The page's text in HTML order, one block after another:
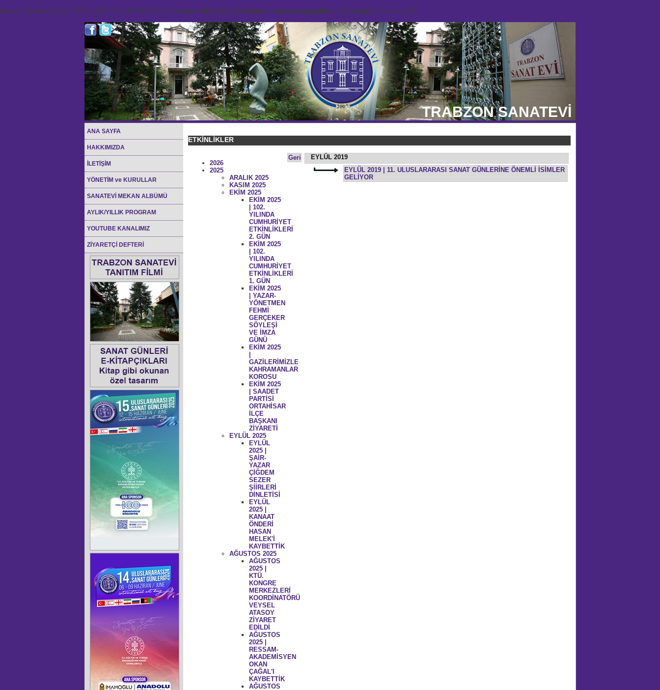
Notice: Undefined index: HTTP_ACCEPT_LANGUAGE in /home/sana45org/domains/trabzonsanatevi.org/public_html/counter.php on line 92
TRABZON SANATEVİ
ANA SAYFA
HAKKIMIZDA
İLETİŞİM
YÖNETİM ve KURULLAR
SANATEVİ MEKAN ALBÜMÜ
AYLIK/YILLIK PROGRAM
YOUTUBE KANALIMIZ
ZİYARETÇİ DEFTERİ
ETKİNLİKLER
Geri
EYLÜL 2019
EYLÜL 2019 | 11. ULUSLARARASI SANAT GÜNLERİNE ÖNEMLİ İSİMLER
GELİYOR
2026
2025
ARALIK 2025
KASIM 2025
EKİM 2025
EKİM 2025
| 102.
YILINDA
CUMHURİYET
ETKİNLİKLERİ
2. GÜN
EKİM 2025
| 102.
YILINDA
CUMHURİYET
ETKİNLİKLERİ
1. GÜN
EKİM 2025
| YAZAR-
YÖNETMEN
FEHMİ
GERÇEKER
SÖYLEŞİ
VE İMZA
GÜNÜ
EKİM 2025
GAZİLERİMİZLE
KAHRAMANLAR
KOROSU
EKİM 2025
| SAADET
PARTİSİ
ORTAHİSAR
İLÇE
BAŞKANI
ZİYARETİ
EYLÜL 2025
EYLÜL
2025 |
ŞAİR-
YAZAR
ÇİĞDEM
SEZER
ŞİİRLERİ
DİNLETİSİ
EYLÜL
2025 |
KANAAT
ÖNDERİ
HASAN
MELEK'İ
KAYBETTİK
AĞUSTOS 2025
AĞUSTOS
2025 |
KTÜ.
KONGRE
MERKEZLERİ
KOORDİNATÖRÜ
VEYSEL
ATASOY
ZİYARET
EDİLDİ
AĞUSTOS
2025 |
RESSAM-
AKADEMİSYEN
OKAN
ÇAĞAL'I
KAYBETTİK
AĞUSTOS